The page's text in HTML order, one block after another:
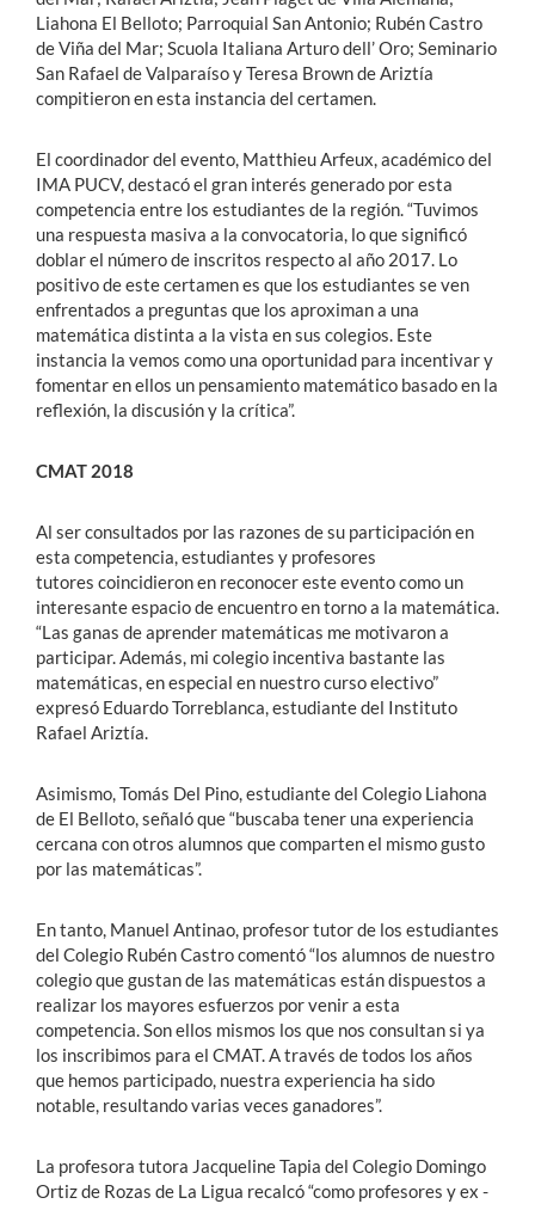
Liahona El Belloto; Parroquial San Antonio; Rubén Castro
de Viña del Mar; Scuola Italiana Arturo dell’ Oro; Seminario
San Rafael de Valparaíso y Teresa Brown de Ariztía
compitieron en esta instancia del certamen.
El coordinador del evento, Matthieu Arfeux, académico del
IMA PUCV, destacó el gran interés generado por esta
competencia entre los estudiantes de la región. “Tuvimos
una respuesta masiva a la convocatoria, lo que significó
doblar el número de inscritos respecto al año 2017. Lo
positivo de este certamen es que los estudiantes se ven
enfrentados a preguntas que los aproximan a una
matemática distinta a la vista en sus colegios. Este
instancia la vemos como una oportunidad para incentivar y
fomentar en ellos un pensamiento matemático basado en la
reflexión, la discusión y la crítica”.
CMAT 2018
Al ser consultados por las razones de su participación en
esta competencia, estudiantes y profesores
tutores coincidieron en reconocer este evento como un
interesante espacio de encuentro en torno a la matemática.
“Las ganas de aprender matemáticas me motivaron a
participar. Además, mi colegio incentiva bastante las
matemáticas, en especial en nuestro curso electivo”
expresó Eduardo Torreblanca, estudiante del Instituto
Rafael Ariztía.
Asimismo, Tomás Del Pino, estudiante del Colegio Liahona
de El Belloto, señaló que “buscaba tener una experiencia
cercana con otros alumnos que comparten el mismo gusto
por las matemáticas”.
En tanto, Manuel Antinao, profesor tutor de los estudiantes
del Colegio Rubén Castro comentó “los alumnos de nuestro
colegio que gustan de las matemáticas están dispuestos a
realizar los mayores esfuerzos por venir a esta
competencia. Son ellos mismos los que nos consultan si ya
los inscribimos para el CMAT. A través de todos los años
que hemos participado, nuestra experiencia ha sido
notable, resultando varias veces ganadores”.
La profesora tutora Jacqueline Tapia del Colegio Domingo
Ortiz de Rozas de La Ligua recalcó “como profesores y ex -